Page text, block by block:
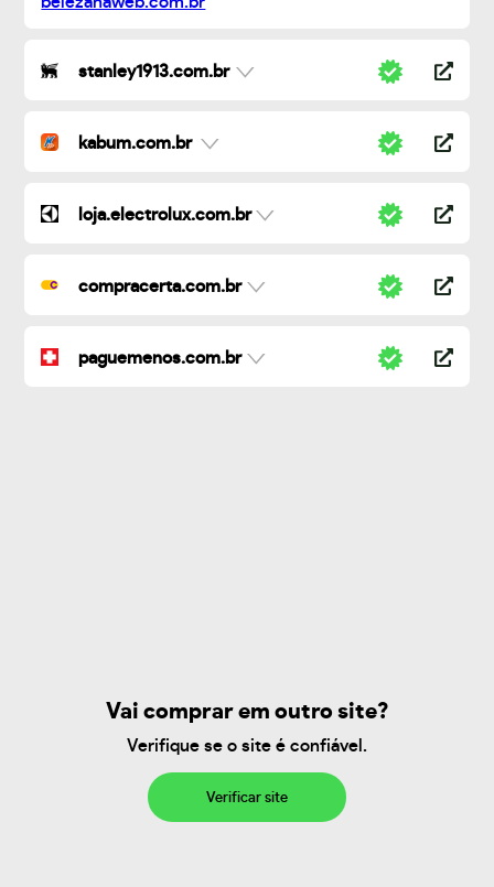
stanley1913.com.br
kabum.com.br
loja.electrolux.com.br
compracerta.com.br
paguemenos.com.br
Vai comprar em outro site?
Verifique se o site é confiável.
Verificar site